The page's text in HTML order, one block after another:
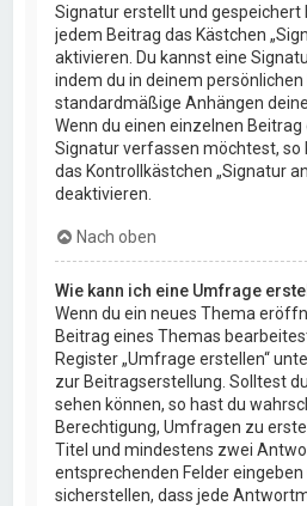
Signatur erstellt und gespeichert
jedem Beitrag das Kästchen
aktivieren. Du kannst eine
indem du in deinem persönlichen
standardmäßige Anhängen
Wenn du einen einzelnen Beitrag
Signatur verfassen möchtest, so
das Kontrollkästchen „Signatur
deaktivieren.
Nach oben
Wie kann ich eine Umfrage
Wenn du ein neues Thema
Beitrag eines Themas
Register „Umfrage erstellen“
zur Beitragserstellung. Solltest
sehen können, so hast du
Berechtigung, Umfragen zu
Titel und mindestens zwei
entsprechenden Felder eingeben
sicherstellen, dass jede